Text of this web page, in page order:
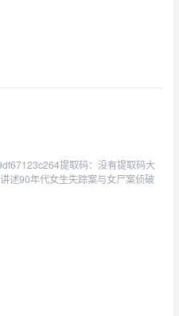
提取码：没有提取码大
述90年代女生失踪案与女尸案侦破